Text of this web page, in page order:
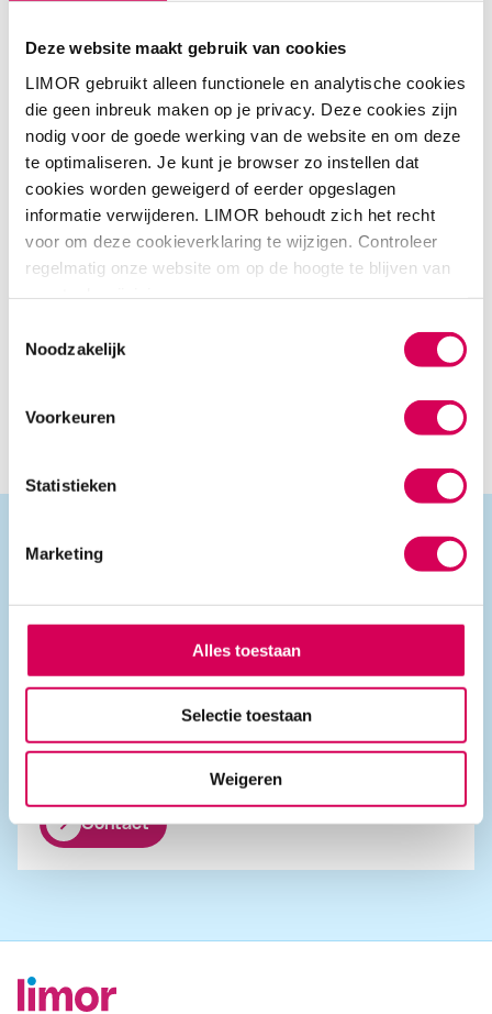
Deze website maakt gebruik van cookies
LIMOR gebruikt alleen functionele en analytische cookies
die geen inbreuk maken op je privacy. Deze cookies zijn
nodig voor de goede werking van de website en om deze
te optimaliseren. Je kunt je browser zo instellen dat
cookies worden geweigerd of eerder opgeslagen
informatie verwijderen. LIMOR behoudt zich het recht
voor om deze cookieverklaring te wijzigen. Controleer
regelmatig onze website om op de hoogte te blijven van
Noodzakelijk
Voorkeuren
Statistieken
Marketing
Alles toestaan
Selectie toestaan
Weigeren
niet om ons te bellen of onsaanmeldformulier
Samenwerkingen
Wij zijn ervan overtuigd dat we door samenwerking met
anderen de belangrijkste problemen van onze cliënten
voorgoed kunnen oplossen. Daarom staan we open voor
allerhande vormen van samenwerking die helpend zijn
voor onze cliënten. LIMOR werkt succesvol samen met
vele netwerkpartners, waaronder organisaties voor
geestelijke gezondheidszorg, verslavingszorg, Jeugdzorg,
samenwerken
met LIMOR? Neem gerust contact met ons
Ambulante ondersteuning
Forensische zorg
Postbus 8008, 8903KA Leeuwarden
Contact